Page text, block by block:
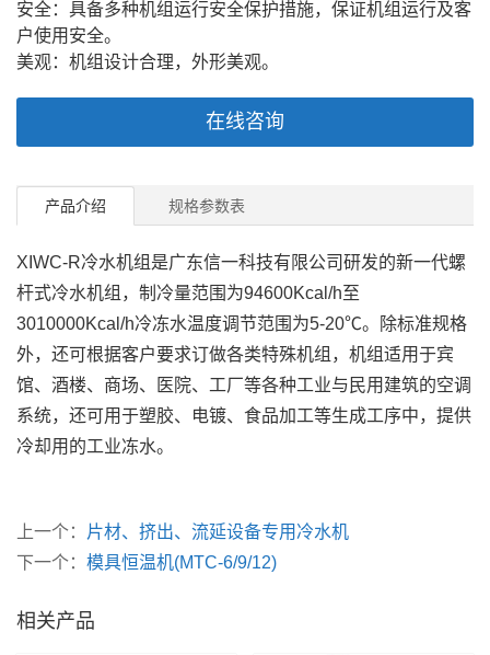
安全：具备多种机组运行安全保护措施，保证机组运行及客
户使用安全。
美观：机组设计合理，外形美观。
在线咨询
产品介绍 规格参数表
XIWC-R冷水机组是广东信一科技有限公司研发的新一代螺
杆式冷水机组，制冷量范围为94600Kcal/h至
3010000Kcal/h冷冻水温度调节范围为5-20℃。除标准规格
外，还可根据客户要求订做各类特殊机组，机组适用于宾
馆、酒楼、商场、医院、工厂等各种工业与民用建筑的空调
系统，还可用于塑胶、电镀、食品加工等生成工序中，提供
冷却用的工业冻水。
上一个：
片材、挤出、流延设备专用冷水机
下一个： 模具恒温机(MTC-6/9/12)
相关产品